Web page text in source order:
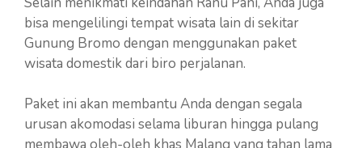
bisa mengelilingi tempat wisata lain di sekitar
Gunung Bromo dengan menggunakan paket
wisata domestik dari biro perjalanan.
Paket ini akan membantu Anda dengan segala
urusan akomodasi selama liburan hingga pulang